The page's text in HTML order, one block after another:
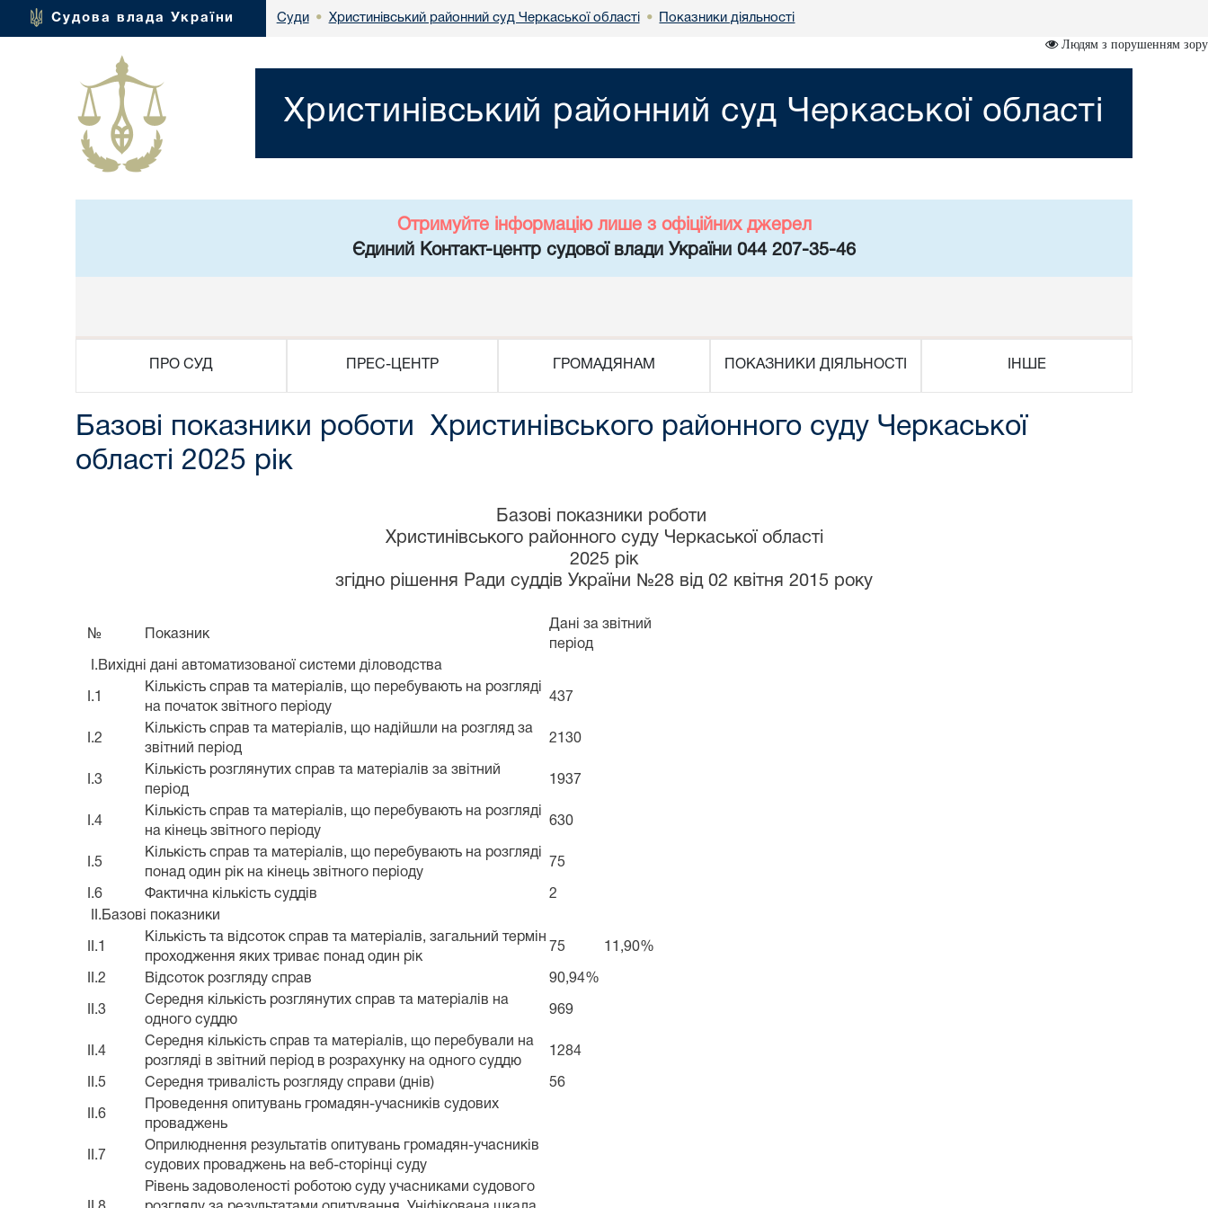
Судова влада України Суди • Христинівський районний суд Черкаської області • Показники діяльності
Людям з порушенням зору
Христинівський районний суд Черкаської області
Отримуйте інформацію лише з офіційних джерел
Єдиний Контакт-центр судової влади України 044 207-35-46
ПРО СУД ПРЕС-ЦЕНТР ГРОМАДЯНАМ ПОКАЗНИКИ ДІЯЛЬНОСТІ ІНШЕ
Базові показники роботи Христинівського районного суду Черкаської
області 2025 рік
Базові показники роботи
Христинівського районного суду Черкаської області
2025 рік
згідно рішення Ради суддів України №28 від 02 квітня 2015 року
№ Показник
Дані за звітний
період
I.Вихідні дані автоматизованої системи діловодства
I.1
Кількість справ та матеріалів, що перебувають на розгляді
на початок звітного періоду
437
I.2
Кількість справ та матеріалів, що надійшли на розгляд за
звітний період
2130
I.3
Кількість розглянутих справ та матеріалів за звітний
період
1937
I.4
Кількість справ та матеріалів, що перебувають на розгляді
на кінець звітного періоду
630
I.5
Кількість справ та матеріалів, що перебувають на розгляді
понад один рік на кінець звітного періоду
75
I.6 Фактична кількість суддів
2
II.Базові показники
II.1
Кількість та відсоток справ та матеріалів, загальний термін
проходження яких триває понад один рік
75 11,90%
II.2 Відсоток розгляду справ 90,94%
II.3
Середня кількість розглянутих справ та матеріалів на
одного суддю
969
II.4
Середня кількість справ та матеріалів, що перебували на
розгляді в звітний період в розрахунку на одного суддю
1284
II.5 Середня тривалість розгляду справи (днів) 56
II.6
Проведення опитувань громадян-учасників судових
проваджень
II.7
Оприлюднення результатів опитувань громадян-учасників
судових проваджень на веб-сторінці суду
Рівень задоволеності роботою суду учасниками судового